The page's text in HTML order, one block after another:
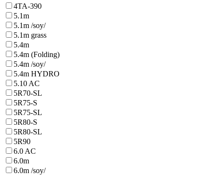
4TA-390
5.1m
5.1m /soy/
5.1m grass
5.4m
5.4m (Folding)
5.4m /soy/
5.4m HYDRO
5.10 AC
5R70-SL
5R75-S
5R75-SL
5R80-S
5R80-SL
5R90
6.0 AC
6.0m
6.0m /soy/